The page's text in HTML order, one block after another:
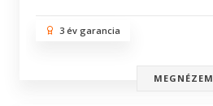
3 év garancia
MEGNÉZEM